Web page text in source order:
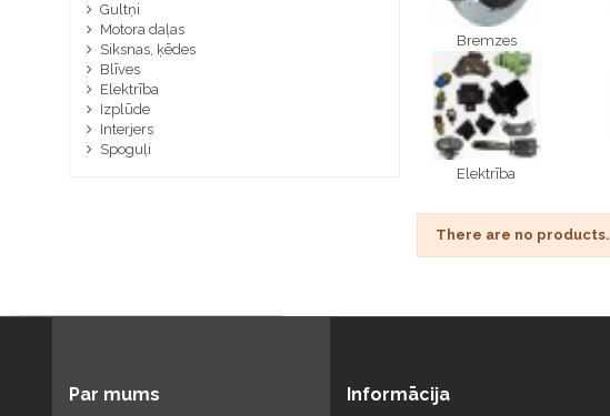
Bremzes
Elektrība
There are no products.
Gultņi
Motora daļas
Siksnas, ķēdes
Blīves
Elektrība
Izplūde
Interjers
Spoguļi
Par mums Informācija